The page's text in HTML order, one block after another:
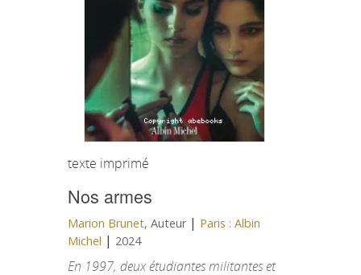
texte imprimé
Nos armes
Marion Brunet, Auteur | Paris : Albin
Michel | 2024
En 1997, deux étudiantes militantes et